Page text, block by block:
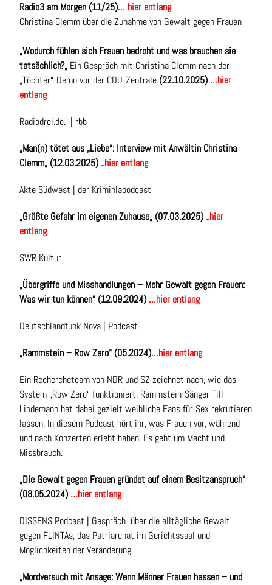
Radio3 am Morgen (11/25)… hier entlang
Christina Clemm über die Zunahme von Gewalt gegen Frauen
„Wodurch fühlen sich Frauen bedroht und was brauchen sie
tatsächlich?„ Ein Gespräch mit Christina Clemm nach der
„Töchter“-Demo vor der CDU-Zentrale (22.10.2025) …hier
entlang
Radiodrei.de. | rbb
„Man(n) tötet aus „Liebe“: Interview mit Anwältin Christina
Clemm„ (12.03.2025) ..hier entlang
Akte Südwest | der Kriminlapodcast
„Größte Gefahr im eigenen Zuhause„ (07.03.2025) ..hier
entlang
SWR Kultur
„Übergriffe und Misshandlungen – Mehr Gewalt gegen Frauen:
Was wir tun können“ (12.09.2024) …hier entlang
Deutschlandfunk Nova | Podcast
„Rammstein – Row Zero“ (05.2024)…hier entlang
Ein Rechercheteam von NDR und SZ zeichnet nach, wie das
System „Row Zero“ funktioniert. Rammstein-Sänger Till
Lindemann hat dabei gezielt weibliche Fans für Sex rekrutieren
lassen. In diesem Podcast hört ihr, was Frauen vor, während
und nach Konzerten erlebt haben. Es geht um Macht und
Missbrauch.
„Die Gewalt gegen Frauen gründet auf einem Besitzanspruch“
(08.05.2024) …hier entlang
DISSENS Podcast | Gespräch über die alltägliche Gewalt
gegen FLINTAs, das Patriarchat im Gerichtssaal und
Möglichkeiten der Veränderung.
„Mordversuch mit Ansage:Wenn Männer Frauen hassen – und